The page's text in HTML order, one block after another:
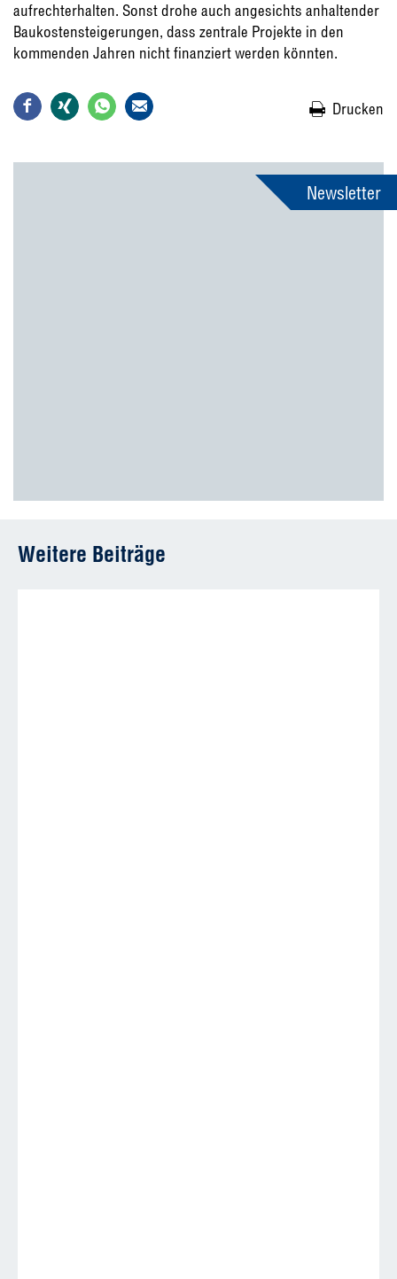
aufrechterhalten. Sonst drohe auch angesichts anhaltender
Baukostensteigerungen, dass zentrale Projekte in den
kommenden Jahren nicht finanziert werden könnten.
Drucken
Newsletter
Weitere Beiträge